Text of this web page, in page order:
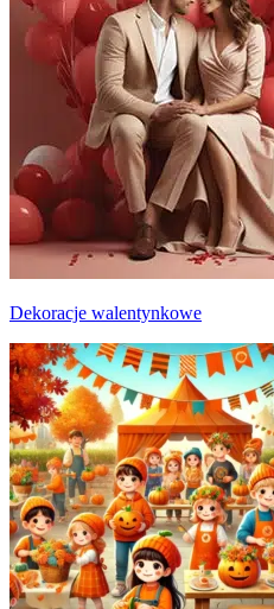
Dekoracje walentynkowe